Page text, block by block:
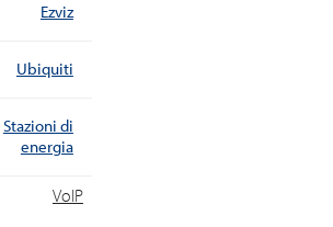
Ezviz
Ubiquiti
Stazioni di
energia
VoIP